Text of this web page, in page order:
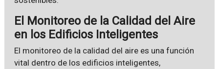
El Monitoreo de la Calidad del Aire
en los Edificios Inteligentes
El monitoreo de la calidad del aire es una función
vital dentro de los edificios inteligentes,